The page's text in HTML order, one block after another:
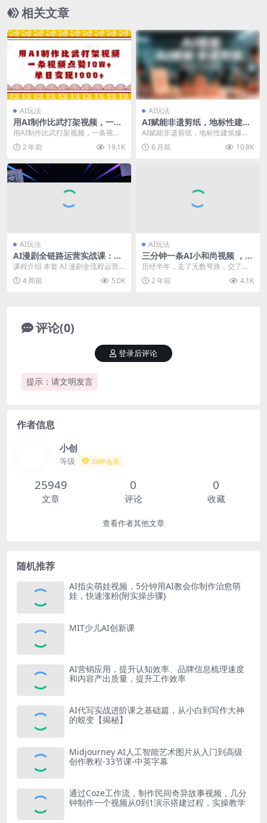
相关文章
AI玩法
用AI制作比武打架视频，一条
视频点赞10W+，单日变现1k
【揭秘】
用AI制作比武打架视频，一条视频
点赞10W+，单日变现1k【揭秘】
项目简介： ...
2 年前 19.1K
AI玩法
AI赋能非遗剪纸，地标性建筑
爆款视频，单日变现8张+制作
简单0基础，小白容易上手，
保姆级拆解教程
AI赋能非遗剪纸，地标性建筑爆款
视频，单日变现8张+制作简单0基
础，小白容易上手...
6 月前 10.9K
AI玩法
AI漫剧全链路运营实战课：小
说改文AI生成分镜，声音克隆
多模型成片发布
课程介绍 本套 AI 漫剧全流程运营
教学覆盖从网文取材到作品分发变
现完整闭环，零...
4 周前 5.0K
AI玩法
三分钟一条AI小和尚视频 ，日
引300+创业粉。单日变现四位
数 ，附赠全套免费工具
历经半年，走了无数弯路，交了无
数学费。终于给兄弟们把这个方法
测试出来了 本次课程...
2 年前 4.1K
评论(0)
提示：请文明发言
登录后评论
作者信息
小创
等级 SVIP会员
25949
文章
0
评论
0
收藏
查看作者其他文章
随机推荐
AI指尖萌娃视频，5分钟用AI教会你制作治愈萌
娃，快速涨粉(附实操步骤)
MIT少儿AI创新课
AI营销应用，提升认知效率、品牌信息梳理速度
和内容产出质量，提升工作效率
AI代写实战进阶课之基础篇，从小白到写作大神
的蜕变【揭秘】
Midjourney AI人工智能艺术图片从入门到高级
创作教程-33节课-中英字幕
通过Coze工作流，制作民间奇异故事视频，几分
钟制作一个视频从0到1演示搭建过程，实操教学